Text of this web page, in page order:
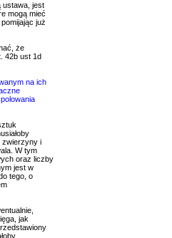
ustawa, jest
mogą mieć
już
że
42b ust 1d
na ich
zwierzyny i
W tym
oraz liczby
jest w
tego, o
jak